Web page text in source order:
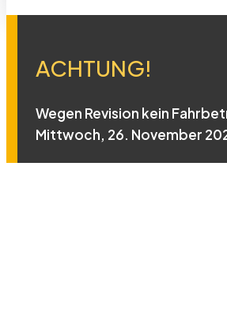
ACHTUNG!
Wegen Revision kein
Mittwoch, 26. November